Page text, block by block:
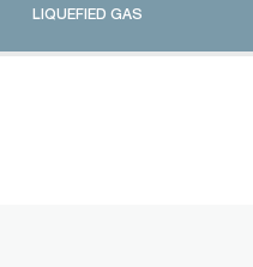
LIQUEFIED GAS